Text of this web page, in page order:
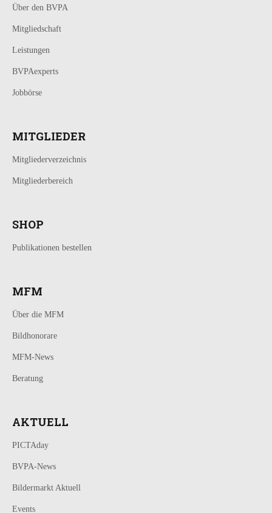
Über den BVPA
Mitgliedschaft
Leistungen
BVPAexperts
Jobbörse
MITGLIEDER
Mitgliederverzeichnis
Mitgliederbereich
SHOP
Publikationen bestellen
MFM
Über die MFM
Bildhonorare
MFM-News
Beratung
AKTUELL
PICTAday
BVPA-News
Bildermarkt Aktuell
Events